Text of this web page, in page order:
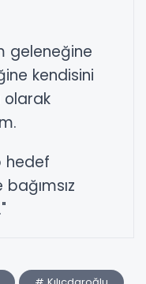
geleneğine
kendisini
olarak
hedef